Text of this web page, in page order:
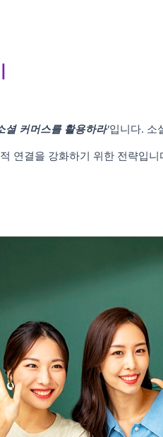
셜 커머스를 활용하라'입니다. 소
연결을 강화하기 위한 전략입니